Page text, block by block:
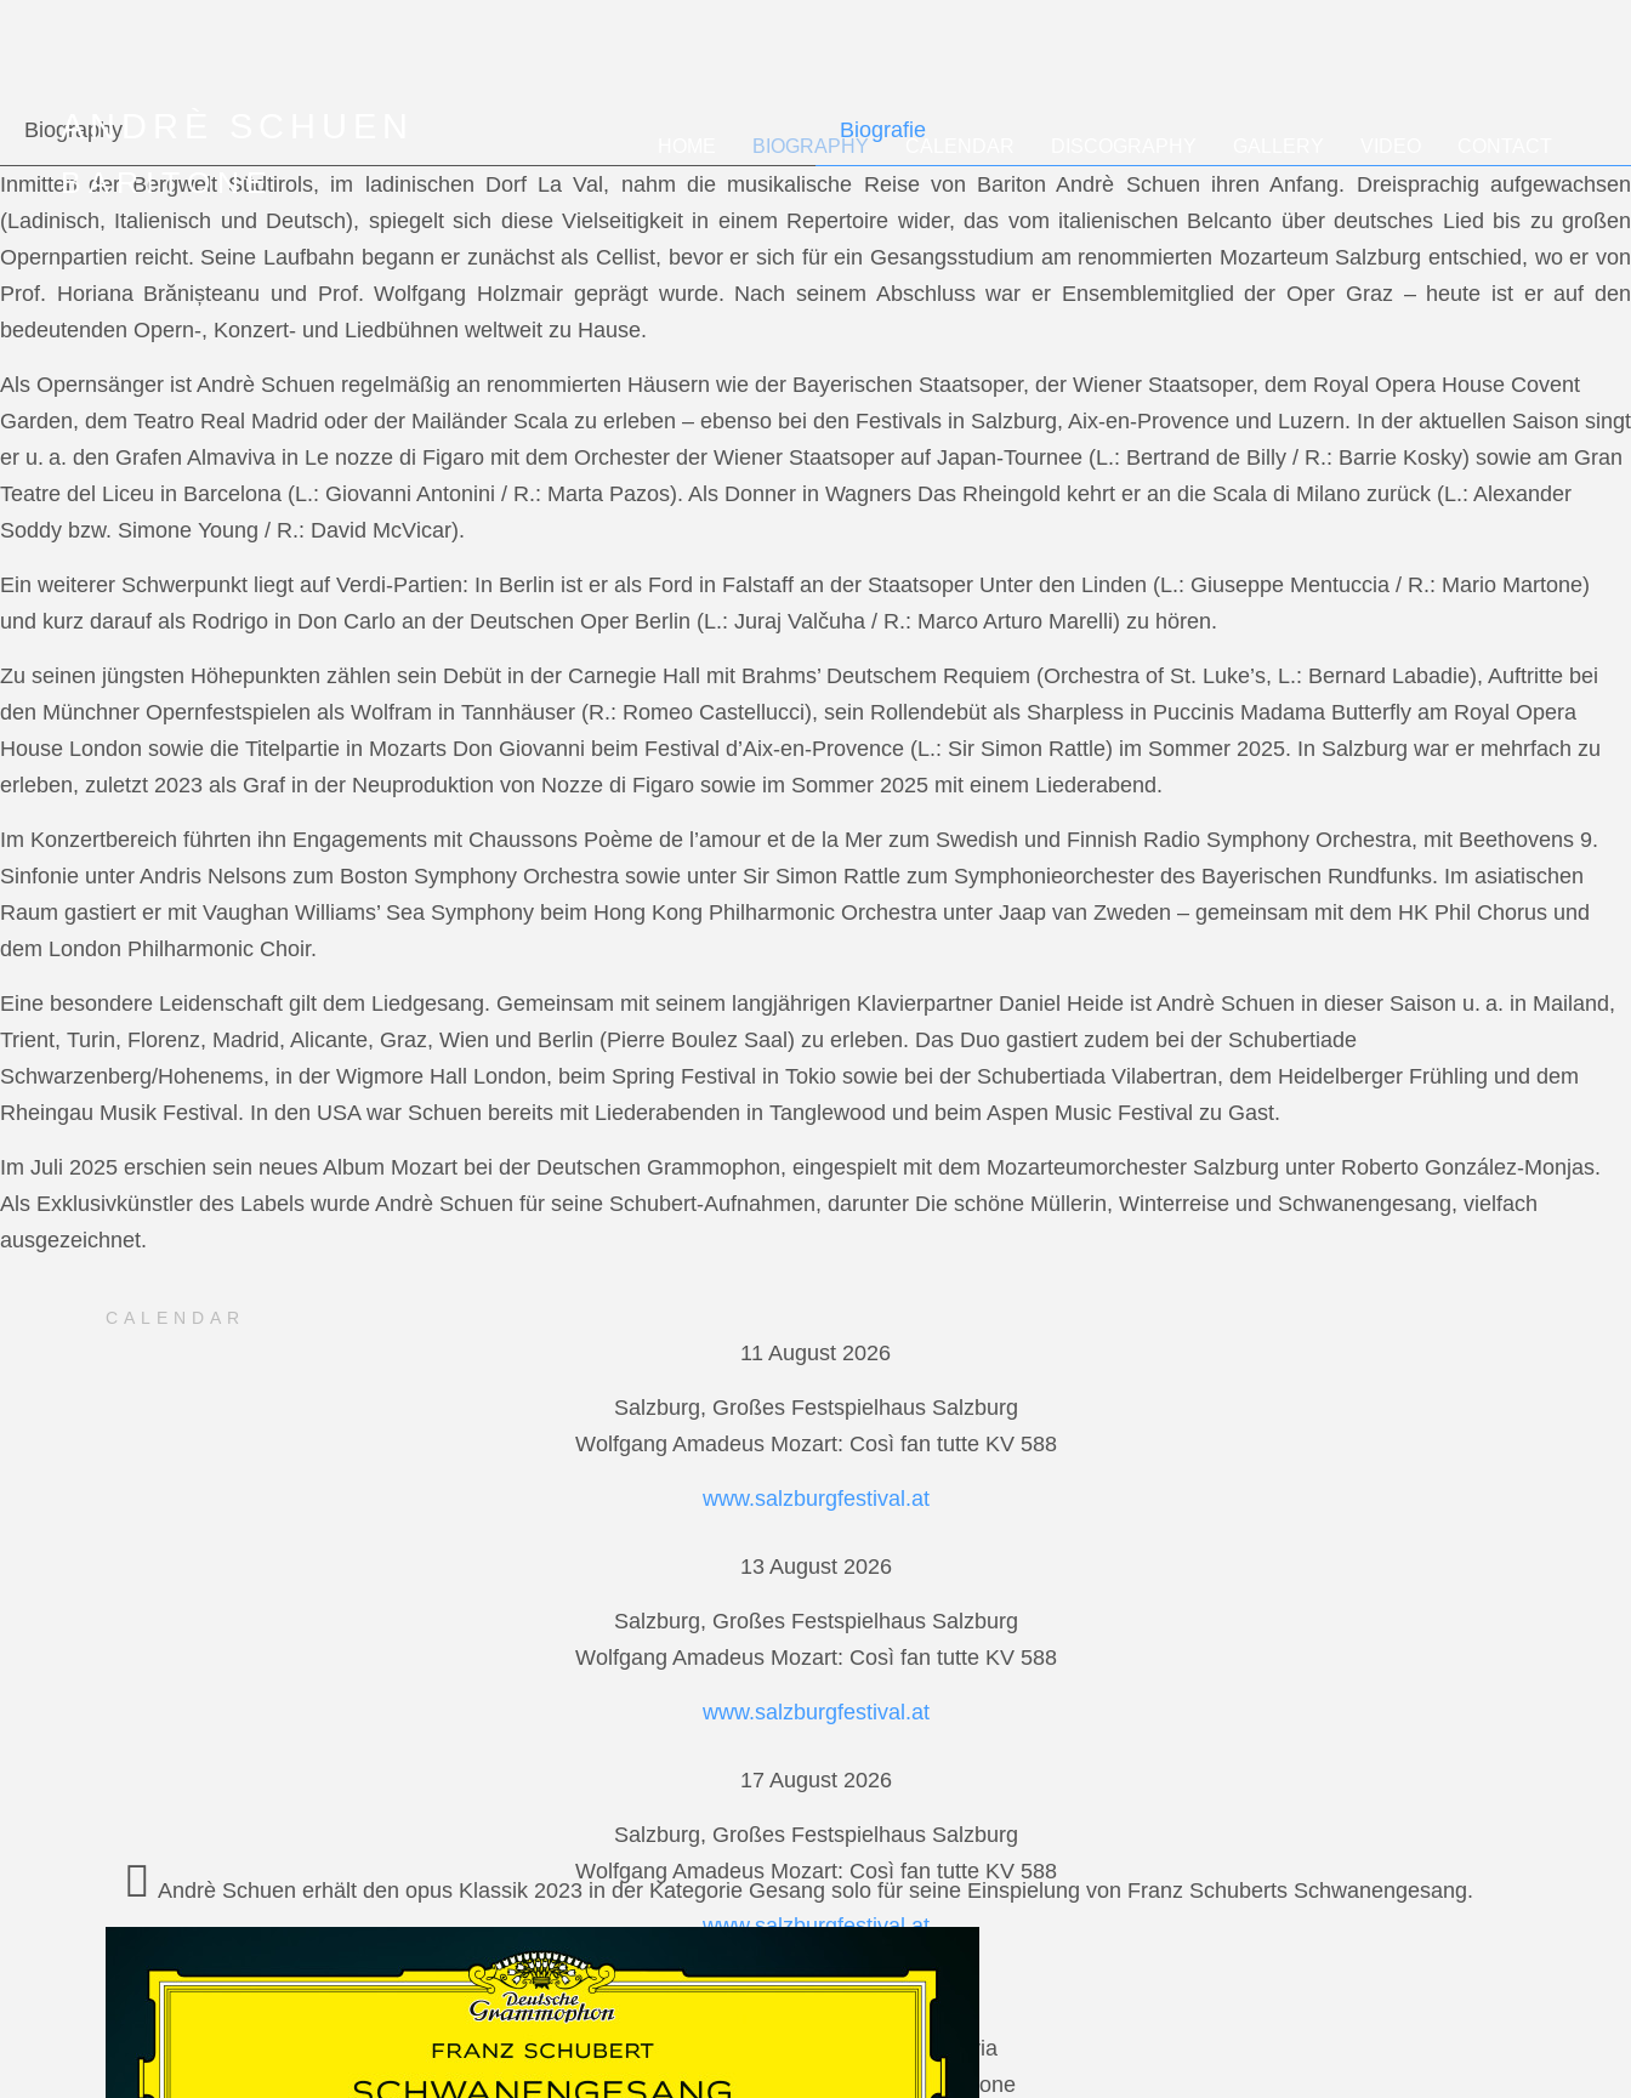
ANDRÈ SCHUEN
BARITONE
BIOGRAPHY
Biography Biografie
Inmitten der Bergwelt Südtirols, im ladinischen Dorf La Val, nahm die musikalische Reise von Bariton Andrè Schuen ihren Anfang. Dreisprachig aufgewachsen
(Ladinisch, Italienisch und Deutsch), spiegelt sich diese Vielseitigkeit in einem Repertoire wider, das vom italienischen Belcanto über deutsches Lied bis zu großen
Opernpartien reicht. Seine Laufbahn begann er zunächst als Cellist, bevor er sich für ein Gesangsstudium am renommierten Mozarteum Salzburg entschied, wo er von
Prof. Horiana Brănișteanu und Prof. Wolfgang Holzmair geprägt wurde. Nach seinem Abschluss war er Ensemblemitglied der Oper Graz – heute ist er auf den
bedeutenden Opern-, Konzert- und Liedbühnen weltweit zu Hause.
Als Opernsänger ist Andrè Schuen regelmäßig an renommierten Häusern wie der Bayerischen Staatsoper, der Wiener Staatsoper, dem Royal Opera House Covent
Garden, dem Teatro Real Madrid oder der Mailänder Scala zu erleben – ebenso bei den Festivals in Salzburg, Aix-en-Provence und Luzern. In der aktuellen Saison singt
er u. a. den Grafen Almaviva in Le nozze di Figaro mit dem Orchester der Wiener Staatsoper auf Japan-Tournee (L.: Bertrand de Billy / R.: Barrie Kosky) sowie am Gran
Teatre del Liceu in Barcelona (L.: Giovanni Antonini / R.: Marta Pazos). Als Donner in Wagners Das Rheingold kehrt er an die Scala di Milano zurück (L.: Alexander
Soddy bzw. Simone Young / R.: David McVicar).
Ein weiterer Schwerpunkt liegt auf Verdi-Partien: In Berlin ist er als Ford in Falstaff an der Staatsoper Unter den Linden (L.: Giuseppe Mentuccia / R.: Mario Martone)
und kurz darauf als Rodrigo in Don Carlo an der Deutschen Oper Berlin (L.: Juraj Valčuha / R.: Marco Arturo Marelli) zu hören.
Zu seinen jüngsten Höhepunkten zählen sein Debüt in der Carnegie Hall mit Brahms’ Deutschem Requiem (Orchestra of St. Luke’s, L.: Bernard Labadie), Auftritte bei
den Münchner Opernfestspielen als Wolfram in Tannhäuser (R.: Romeo Castellucci), sein Rollendebüt als Sharpless in Puccinis Madama Butterfly am Royal Opera
House London sowie die Titelpartie in Mozarts Don Giovanni beim Festival d’Aix-en-Provence (L.: Sir Simon Rattle) im Sommer 2025. In Salzburg war er mehrfach zu
erleben, zuletzt 2023 als Graf in der Neuproduktion von Nozze di Figaro sowie im Sommer 2025 mit einem Liederabend.
Im Konzertbereich führten ihn Engagements mit Chaussons Poème de l’amour et de la Mer zum Swedish und Finnish Radio Symphony Orchestra, mit Beethovens 9.
Sinfonie unter Andris Nelsons zum Boston Symphony Orchestra sowie unter Sir Simon Rattle zum Symphonieorchester des Bayerischen Rundfunks. Im asiatischen
Raum gastiert er mit Vaughan Williams’ Sea Symphony beim Hong Kong Philharmonic Orchestra unter Jaap van Zweden – gemeinsam mit dem HK Phil Chorus und
dem London Philharmonic Choir.
Eine besondere Leidenschaft gilt dem Liedgesang. Gemeinsam mit seinem langjährigen Klavierpartner Daniel Heide ist Andrè Schuen in dieser Saison u. a. in Mailand,
Trient, Turin, Florenz, Madrid, Alicante, Graz, Wien und Berlin (Pierre Boulez Saal) zu erleben. Das Duo gastiert zudem bei der Schubertiade
Schwarzenberg/Hohenems, in der Wigmore Hall London, beim Spring Festival in Tokio sowie bei der Schubertiada Vilabertran, dem Heidelberger Frühling und dem
Rheingau Musik Festival. In den USA war Schuen bereits mit Liederabenden in Tanglewood und beim Aspen Music Festival zu Gast.
Im Juli 2025 erschien sein neues Album Mozart bei der Deutschen Grammophon, eingespielt mit dem Mozarteumorchester Salzburg unter Roberto González-Monjas.
Als Exklusivkünstler des Labels wurde Andrè Schuen für seine Schubert-Aufnahmen, darunter Die schöne Müllerin, Winterreise und Schwanengesang, vielfach
ausgezeichnet.
CALENDAR
11 August 2026
Salzburg, Großes Festspielhaus Salzburg
Wolfgang Amadeus Mozart: Così fan tutte KV 588
www.salzburgfestival.at
13 August 2026
Salzburg, Großes Festspielhaus Salzburg
Wolfgang Amadeus Mozart: Così fan tutte KV 588
www.salzburgfestival.at
17 August 2026
Salzburg, Großes Festspielhaus Salzburg
Wolfgang Amadeus Mozart: Così fan tutte KV 588
www.salzburgfestival.at
20 August 2026
Vilabertran, Canònica de Santa Maria
Johannes Brahms: Die schöne Magelone
Andrè Schuen erhält den opus Klassik 2023 in der Kategorie Gesang solo für seine Einspielung von Franz Schuberts Schwanengesang.